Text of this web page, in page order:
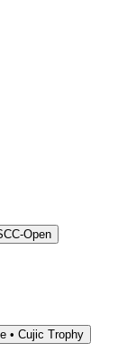
Open
• Cujic Trophy